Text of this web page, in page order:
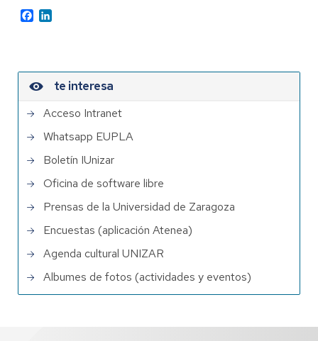
Facebook
te interesa
Acceso Intranet
Whatsapp EUPLA
Boletín IUnizar
Oficina de software libre
Prensas de la Universidad de Zaragoza
Encuestas (aplicación Atenea)
Agenda cultural UNIZAR
Albumes de fotos (actividades y eventos)